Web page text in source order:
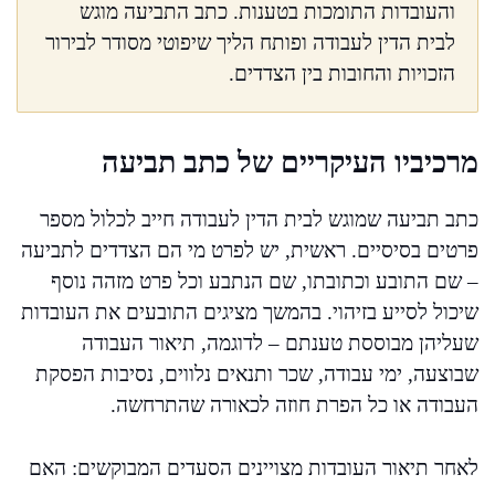
והעובדות התומכות בטענות. כתב התביעה מוגש
לבית הדין לעבודה ופותח הליך שיפוטי מסודר לבירור
הזכויות והחובות בין הצדדים.
מרכיביו העיקריים של כתב תביעה
כתב תביעה שמוגש לבית הדין לעבודה חייב לכלול מספר
פרטים בסיסיים. ראשית, יש לפרט מי הם הצדדים לתביעה
– שם התובע וכתובתו, שם הנתבע וכל פרט מזהה נוסף
שיכול לסייע בזיהוי. בהמשך מציגים התובעים את העובדות
שעליהן מבוססת טענתם – לדוגמה, תיאור העבודה
שבוצעה, ימי עבודה, שכר ותנאים נלווים, נסיבות הפסקת
העבודה או כל הפרת חוזה לכאורה שהתרחשה.
לאחר תיאור העובדות מצויינים הסעדים המבוקשים: האם